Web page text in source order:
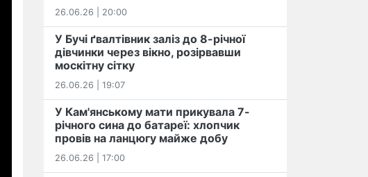
26.06.26 | 20:00
У Бучі ґвалтівник заліз до 8-річної
дівчинки через вікно, розірвавши
москітну сітку
26.06.26 | 19:07
У Кам'янському мати прикувала 7-
річного сина до батареї: хлопчик
провів на ланцюгу майже добу
26.06.26 | 17:00